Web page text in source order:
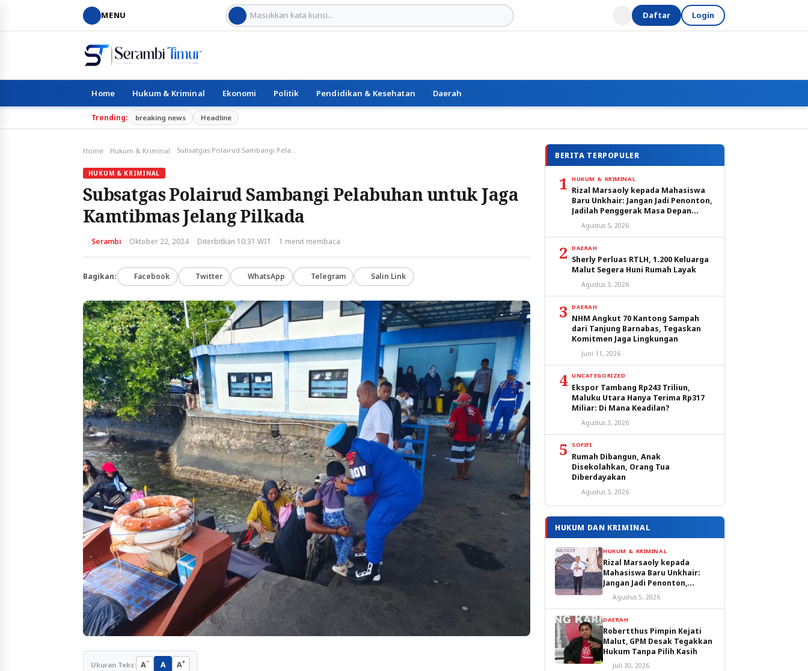
MENU Daftar Login
Home Hukum & Kriminal Ekonomi Politik Pendidikan & Kesehatan Daerah
Trending: breaking news Headline
Home Hukum & Kriminal Subsatgas Polairud Sambangi Pelabuhan untuk Jaga Kamtibmas Jelang Pilkada
HUKUM & KRIMINAL
Subsatgas Polairud Sambangi Pelabuhan untuk Jaga
Kamtibmas Jelang Pilkada
Serambi Oktober 22, 2024 Diterbitkan 10:31 WIT 1 menit membaca
Bagikan: Facebook Twitter WhatsApp Telegram Salin Link
Ukuran Teks: A− A A+
BERITA TERPOPULER
1 HUKUM & KRIMINAL
Rizal Marsaoly kepada Mahasiswa
Baru Unkhair: Jangan Jadi Penonton,
Jadilah Penggerak Masa Depan
Ternate dan Maluku Utara
Agustus 5, 2026
2 DAERAH
Sherly Perluas RTLH, 1.200 Keluarga
Malut Segera Huni Rumah Layak
Agustus 3, 2026
3 DAERAH
NHM Angkut 70 Kantong Sampah
dari Tanjung Barnabas, Tegaskan
Komitmen Jaga Lingkungan
Juni 11, 2026
4 UNCATEGORIZED
Ekspor Tambang Rp243 Triliun,
Maluku Utara Hanya Terima Rp317
Miliar: Di Mana Keadilan?
Agustus 3, 2026
5 SOFIFI
Rumah Dibangun, Anak
Disekolahkan, Orang Tua
Diberdayakan
Agustus 3, 2026
HUKUM DAN KRIMINAL
HUKUM & KRIMINAL
Rizal Marsaoly kepada
Mahasiswa Baru Unkhair:
Jangan Jadi Penonton,
Jadilah Penggerak Masa
Depan Ternate dan Maluku
Agustus 5, 2026
DAERAH
Robertthus Pimpin Kejati
Malut, GPM Desak Tegakkan
Hukum Tanpa Pilih Kasih
Juli 30, 2026